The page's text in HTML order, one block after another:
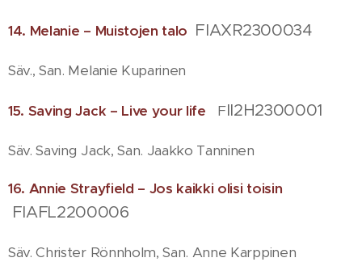
14. Melanie – Muistojen talo FIAXR2300034
Säv., San. Melanie Kuparinen
15. Saving Jack – Live your life FII2H2300001
Säv. Saving Jack, San. Jaakko Tanninen
16. Annie Strayfield – Jos kaikki olisi toisin
FIAFL2200006
Säv. Christer Rönnholm, San. Anne Karppinen